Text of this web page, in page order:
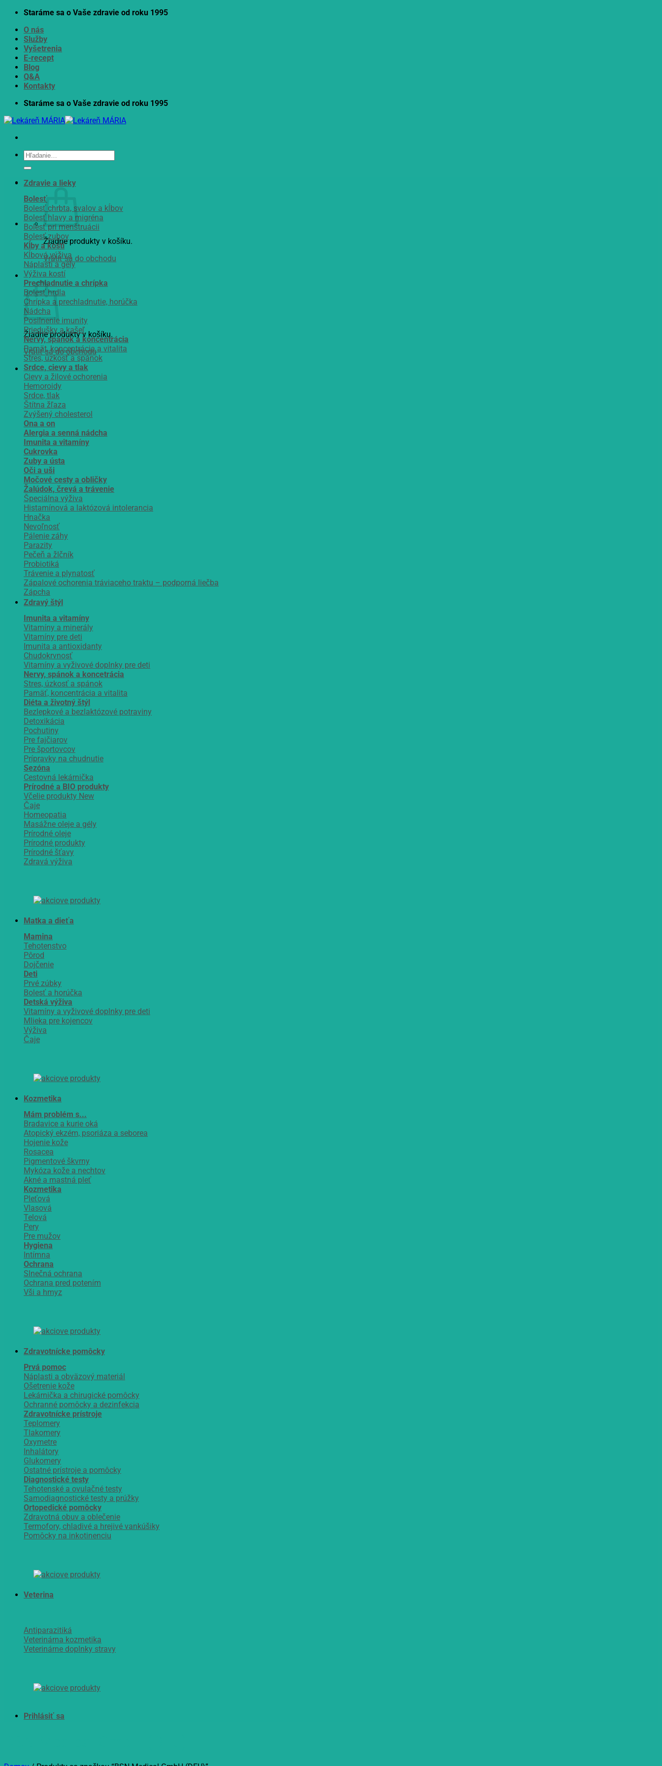
Skip
content
Staráme sa o Vaše zdravie od roku 1995
O nás
Služby
Vyšetrenia
E-recept
Blog
Q&A
Kontakty
Staráme sa o Vaše zdravie od roku 1995
Hľadať:
Žiadne produkty v košíku.
Vrátiť sa do obchodu
Košík
Žiadne produkty v košíku.
Vrátiť sa do obchodu
Zdravie a lieky
Bolesť
Bolesť chrbta, svalov a kĺbov
Bolesť hlavy a migréna
Bolesť pri menštruácii
Bolesť zubov
Kĺby a kosti
Kĺbová výživa
Náplasti a gély
Výživa kostí
Prechladnutie a chrípka
Bolesť hrdla
Chrípka a prechladnutie, horúčka
Nádcha
Posilnenie imunity
Priedušky a kašeľ
Nervy, spánok a koncentrácia
Pamät, koncentrácia a vitalita
Stres, úzkosť a spánok
Srdce, cievy a tlak
Cievy a žilové ochorenia
Hemoroidy
Srdce, tlak
Štítna žľaza
Zvýšený cholesterol
Ona a on
Alergia a senná nádcha
Imunita a vitamíny
Cukrovka
Zuby a ústa
Oči a uši
Močové cesty a obličky
Žalúdok, črevá a trávenie
Špeciálna výživa
Histamínová a laktózová intolerancia
Hnačka
Nevoľnosť
Pálenie záhy
Parazity
Pečeň a žlčník
Probiotiká
Trávenie a plynatosť
Zápalové ochorenia tráviaceho traktu – podporná liečba
Zápcha
Zdravý štýl
Imunita a vitamíny
Vitamíny a minerály
Vitamíny pre deti
Imunita a antioxidanty
Chudokrvnosť
Vitamíny a vyživové doplnky pre deti
Nervy, spánok a koncetrácia
Stres, úzkosť a spánok
Pamäť, koncentrácia a vitalita
Diéta a životný štýl
Bezlepkové a bezlaktózové potraviny
Detoxikácia
Pochutiny
Pre fajčiarov
Pre športovcov
Prípravky na chudnutie
Sezóna
Cestovná lekárnička
Prírodné a BIO produkty
Včelie produkty
Čaje
Homeopatia
Masážne oleje a gély
Prírodné oleje
Prírodné produkty
Prírodné šťavy
Zdravá výživa
Matka a dieťa
Mamina
Tehotenstvo
Pôrod
Dojčenie
Deti
Prvé zúbky
Bolesť a horúčka
Detská výživa
Vitamíny a vyživové doplnky pre deti
Mlieka pre kojencov
Výživa
Čaje
Kozmetika
Mám problém s...
Bradavice a kurie oká
Atopický ekzém, psoriáza a seborea
Hojenie kože
Rosacea
Pigmentové škvrny
Mykóza kože a nechtov
Akné a mastná pleť
Kozmetika
Pleťová
Vlasová
Telová
Pery
Pre mužov
Hygiena
Intímna
Ochrana
Slnečná ochrana
Ochrana pred potením
Vši a hmyz
Zdravotnícke pomôcky
Prvá pomoc
Náplasti a obväzový materiál
Ošetrenie kože
Lekárnička a chirugické pomôcky
Ochranné pomôcky a dezinfekcia
Zdravotnícke prístroje
Teplomery
Tlakomery
Oxymetre
Inhalátory
Glukomery
Ostatné prístroje a pomôcky
Diagnostické testy
Tehotenské a ovulačné testy
Samodiagnostické testy a prúžky
Ortopedické pomôcky
Zdravotná obuv a oblečenie
Termofory, chladivé a hrejivé vankúšiky
Pomôcky na inkotinenciu
Veterina
Antiparazitiká
Veterinárna kozmetika
Veterinárne doplnky stravy